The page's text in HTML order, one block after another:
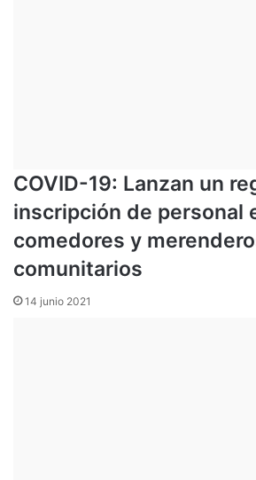
COVID-19: Lanzan un
inscripción de personal
comedores y
comunitarios
14 junio 2021